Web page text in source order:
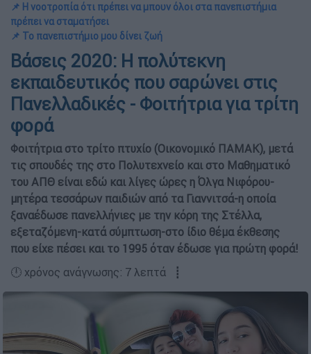
📌 Η νοοτροπία ότι πρέπει να μπουν όλοι στα πανεπιστήμια
πρέπει να σταματήσει
📌 Το πανεπιστήμιο μου δίνει ζωή
Βάσεις 2020: Η πολύτεκνη
εκπαιδευτικός που σαρώνει στις
Πανελλαδικές - Φοιτήτρια για τρίτη
φορά
Φοιτήτρια στο τρίτο πτυχίο (Οικονομικό ΠΑΜΑΚ), μετά
τις σπουδές της στο Πολυτεχνείο και στο Μαθηματικό
του ΑΠΘ είναι εδώ και λίγες ώρες η Όλγα Νιφόρου-
μητέρα τεσσάρων παιδιών από τα Γιαννιτσά-η οποία
ξαναέδωσε πανελλήνιες με την κόρη της Στέλλα,
εξεταζόμενη-κατά σύμπτωση-στο ίδιο θέμα έκθεσης
που είχε πέσει και το 1995 όταν έδωσε για πρώτη φορά!
🕛 χρόνος ανάγνωσης: 7 λεπτά ┋